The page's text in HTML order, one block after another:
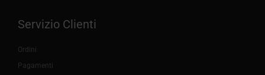
Servizio Clienti
Ordini
Pagamenti